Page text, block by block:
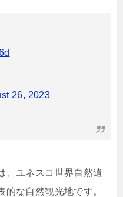
26, 2023
、ユネスコ世界自然遺
な自然観光地です。